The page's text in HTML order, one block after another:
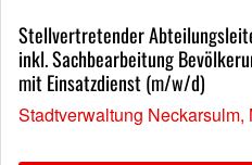
Stellvertretender
inkl. Sachbearbeitung
mit Einsatzdienst (m/w/d)
Stadtverwaltung Neckarsulm,